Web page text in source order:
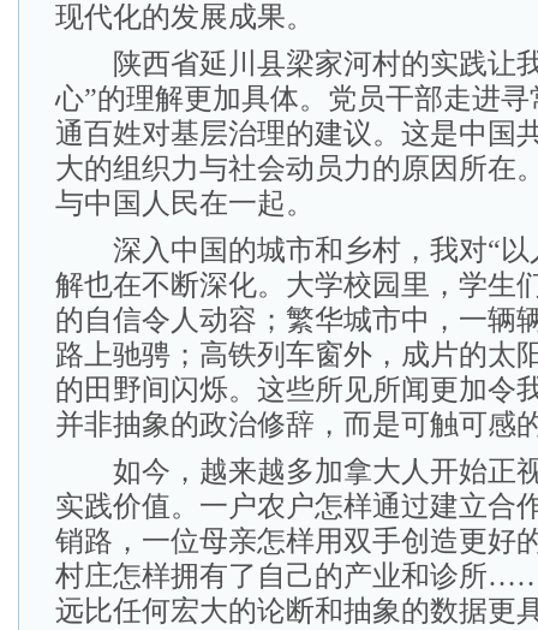
现代化的发展成果。
陕西省延川县梁家河村的实践让
心”的理解更加具体。党员干部走进
通百姓对基层治理的建议。这是中国
大的组织力与社会动员力的原因所在
与中国人民在一起。
深入中国的城市和乡村，我对“以
解也在不断深化。大学校园里，学生
的自信令人动容；繁华城市中，一辆
路上驰骋；高铁列车窗外，成片的太
的田野间闪烁。这些所见所闻更加令
并非抽象的政治修辞，而是可触可感
如今，越来越多加拿大人开始正
实践价值。一户农户怎样通过建立合
销路，一位母亲怎样用双手创造更好
村庄怎样拥有了自己的产业和诊所
远比任何宏大的论断和抽象的数据更